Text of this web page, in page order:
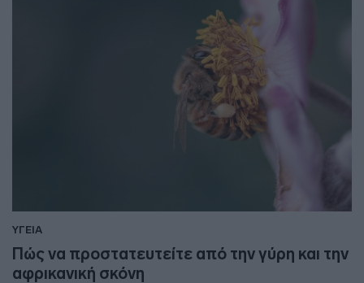
ΥΓΕΙΑ
Πώς να προστατευτείτε από την γύρη και την
αφρικανική σκόνη